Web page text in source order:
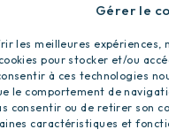
Gérer le
les meilleures expériences,
pour stocker et/ou
à ces technologies
le comportement de
consentir ou de retirer son
caractéristiques et